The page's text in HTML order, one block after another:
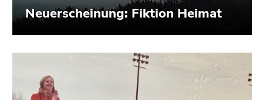
Neuerscheinung: Fiktion Heimat